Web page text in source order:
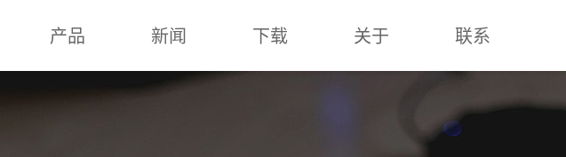
产品 新闻 下载 关于 联系